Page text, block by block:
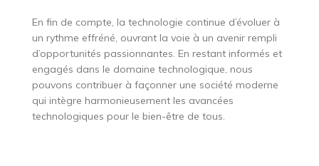
En fin de compte, la technologie continue d’évoluer à
un rythme effréné, ouvrant la voie à un avenir rempli
d’opportunités passionnantes. En restant informés et
engagés dans le domaine technologique, nous
pouvons contribuer à façonner une société moderne
qui intègre harmonieusement les avancées
technologiques pour le bien-être de tous.